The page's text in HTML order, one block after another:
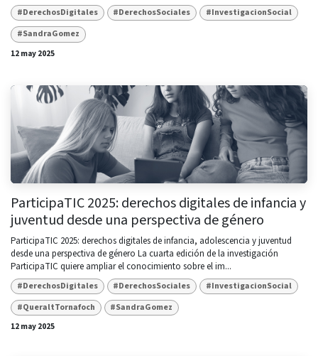
#DerechosDigitales #DerechosSociales
#InvestigacionSocial
#SandraGomez
12 may 2025
ParticipaTIC 2025: derechos digitales de infancia y
juventud desde una perspectiva de género
ParticipaTIC 2025: derechos digitales de infancia, adolescencia y juventud
desde una perspectiva de género La cuarta edición de la investigación
ParticipaTIC quiere ampliar el conocimiento sobre el im...
#DerechosDigitales #DerechosSociales
#InvestigacionSocial
#QueraltTornafoch
#SandraGomez
12 may 2025